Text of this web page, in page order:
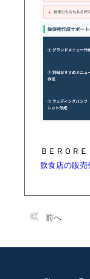
ＢＥＲＯＲ
飲食店の販売
前へ